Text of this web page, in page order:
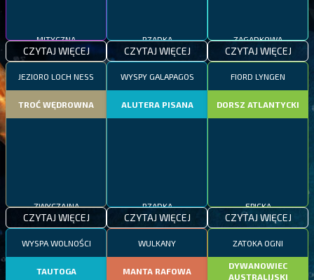
MITYCZNA
CZYTAJ WIĘCEJ
RZADKA
CZYTAJ WIĘCEJ
ZAGADKOWA
CZYTAJ WIĘCEJ
JEZIORO LOCH NESS
TROĆ WĘDROWNA
ZWYCZAJNA
CZYTAJ WIĘCEJ
WYSPY GALAPAGOS
ALUTERA PISANA
RZADKA
CZYTAJ WIĘCEJ
FIORD LYNGEN
DORSZ ATLANTYCKI
EPICKA
CZYTAJ WIĘCEJ
WYSPA WOLNOŚCI
TAUTOGA
WULKANY
MANTA RAFOWA
ZATOKA OGNI
DYWANOWIEC
AUSTRALIJSKI